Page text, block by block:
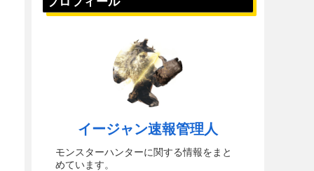
イージャン速報管理人
モンスターハンターに関する情報をまと
めています。